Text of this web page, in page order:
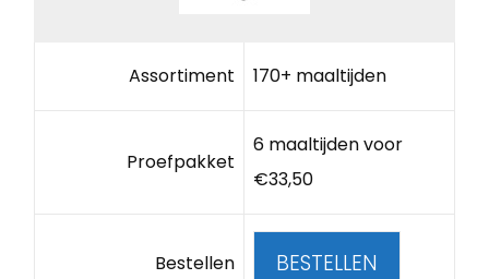
Assortiment 170+ maaltijden
Proefpakket
6 maaltijden voor
€33,50
Bestellen BESTELLEN